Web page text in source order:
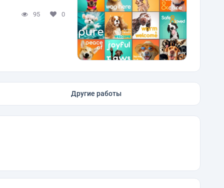
95 0
Другие работы